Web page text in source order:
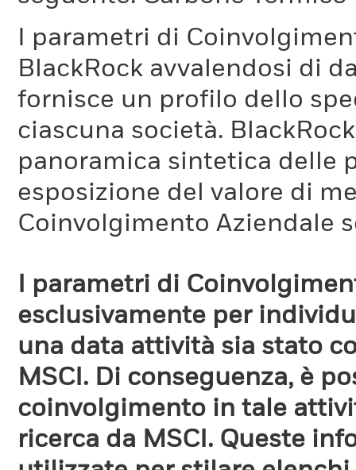
I parametri di
BlackRock avvalendosi di
fornisce un profilo dello
ciascuna società.
panoramica sintetica delle
esposizione del valore di
Coinvolgimento Aziendale
I parametri di
esclusivamente per
una data attività sia stato
MSCI. Di conseguenza, è
coinvolgimento in tale
ricerca da MSCI. Queste